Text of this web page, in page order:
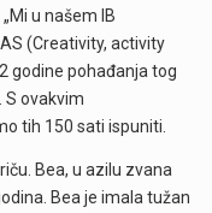
u našem IB
(Creativity, activity
godine pohađanja tog
ovakvim
tih 150 sati ispuniti.
Bea, u azilu zvana
Bea je imala tužan